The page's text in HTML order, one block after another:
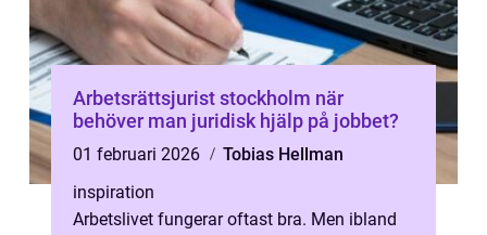
Arbetsrättsjurist stockholm när
behöver man juridisk hjälp på jobbet?
01 februari 2026
Tobias Hellman
inspiration
Arbetslivet fungerar oftast bra. Men ibland